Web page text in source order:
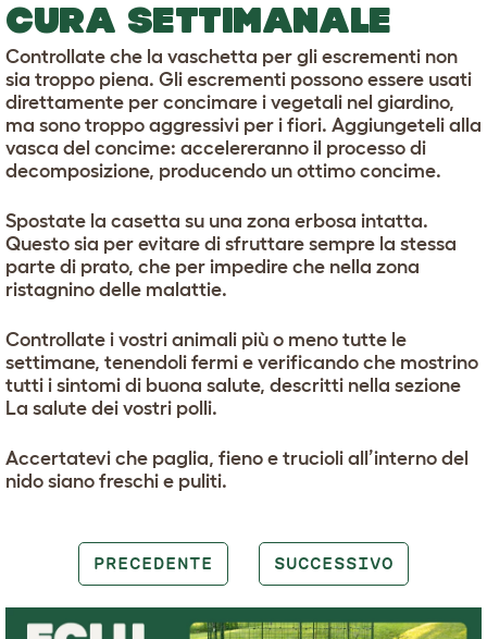
CURA SETTIMANALE
Controllate che la vaschetta per gli escrementi non
sia troppo piena. Gli escrementi possono essere usati
direttamente per concimare i vegetali nel giardino,
ma sono troppo aggressivi per i fiori. Aggiungeteli alla
vasca del concime: accelereranno il processo di
decomposizione, producendo un ottimo concime.
Spostate la casetta su una zona erbosa intatta.
Questo sia per evitare di sfruttare sempre la stessa
parte di prato, che per impedire che nella zona
ristagnino delle malattie.
Controllate i vostri animali più o meno tutte le
settimane, tenendoli fermi e verificando che mostrino
tutti i sintomi di buona salute, descritti nella sezione
La salute dei vostri polli.
Accertatevi che paglia, fieno e trucioli all’interno del
nido siano freschi e puliti.
PRECEDENTE SUCCESSIVO